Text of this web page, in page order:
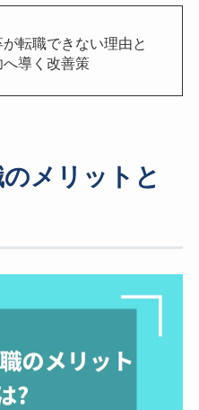
転職できない理由と
へ導く改善策
メリットと